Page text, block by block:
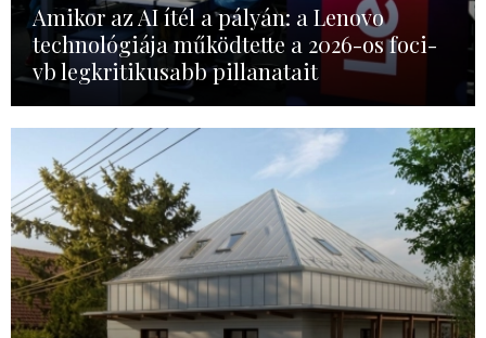
Amikor az AI ítél a pályán: a Lenovo
technológiája működtette a 2026-os foci-
vb legkritikusabb pillanatait